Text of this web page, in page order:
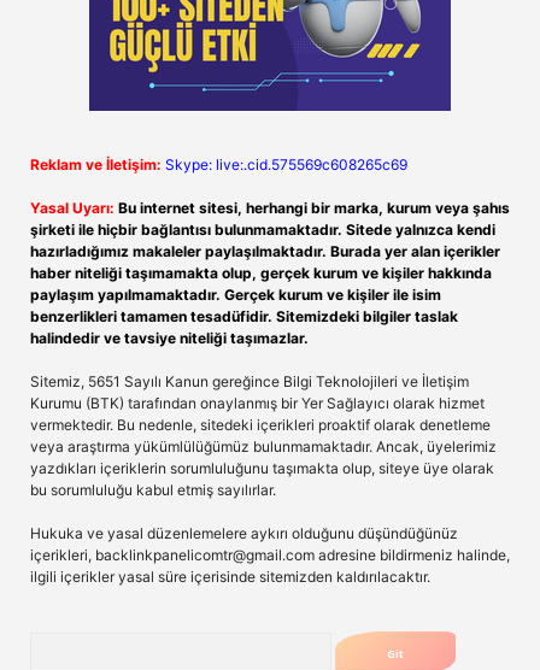
Reklam ve İletişim: Skype: live:.cid.575569c608265c69
Yasal Uyarı: Bu internet sitesi, herhangi bir marka, kurum veya şahıs
şirketi ile hiçbir bağlantısı bulunmamaktadır. Sitede yalnızca kendi
hazırladığımız makaleler paylaşılmaktadır. Burada yer alan içerikler
haber niteliği taşımamakta olup, gerçek kurum ve kişiler hakkında
paylaşım yapılmamaktadır. Gerçek kurum ve kişiler ile isim
benzerlikleri tamamen tesadüfidir. Sitemizdeki bilgiler taslak
halindedir ve tavsiye niteliği taşımazlar.
Sitemiz, 5651 Sayılı Kanun gereğince Bilgi Teknolojileri ve İletişim
Kurumu (BTK) tarafından onaylanmış bir Yer Sağlayıcı olarak hizmet
vermektedir. Bu nedenle, sitedeki içerikleri proaktif olarak denetleme
veya araştırma yükümlülüğümüz bulunmamaktadır. Ancak, üyelerimiz
yazdıkları içeriklerin sorumluluğunu taşımakta olup, siteye üye olarak
bu sorumluluğu kabul etmiş sayılırlar.
Hukuka ve yasal düzenlemelere aykırı olduğunu düşündüğünüz
içerikleri, backlinkpanelicomtr@gmail.com adresine bildirmeniz halinde,
ilgili içerikler yasal süre içerisinde sitemizden kaldırılacaktır.